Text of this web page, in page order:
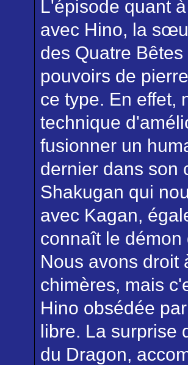
L'épisode quant
avec Hino, la
des Quatre
pouvoirs de
ce type. En effet,
technique
fusionner un
dernier dans son
Shakugan qui
avec Kagan,
connaît le démon
Nous avons droit
chimères, mais
Hino obsédée
libre. La surprise
du Dragon,